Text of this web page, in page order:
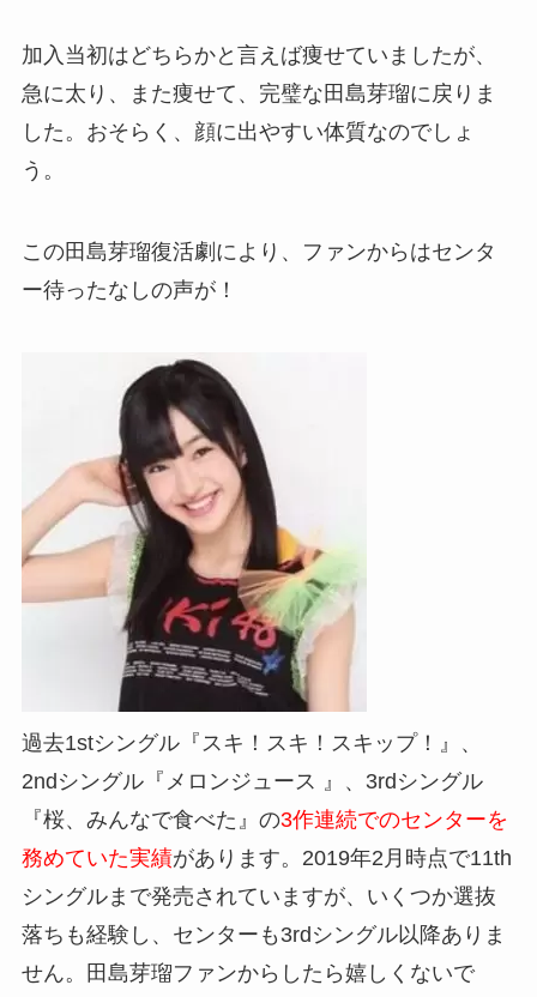
加入当初はどちらかと言えば痩せていましたが、
急に太り、また痩せて、完璧な田島芽瑠に戻りま
した。おそらく、顔に出やすい体質なのでしょ
う。
この田島芽瑠復活劇により、ファンからはセンタ
ー待ったなしの声が！
過去1stシングル『スキ！スキ！スキップ！
』、
2ndシングル『メロンジュース
』、3rdシングル
『桜、みんなで食べた』の3作連続でのセンターを
務めていた実績があります。2019年2月時点で11th
シングルまで発売されていますが、いくつか選抜
落ちも経験し、センターも3rdシングル以降ありま
せん。田島芽瑠ファンからしたら嬉しくないで